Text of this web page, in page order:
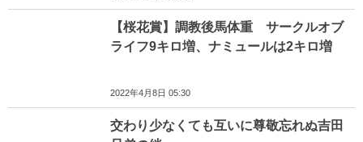
【桜花賞】調教後馬体重 サークルオブ
ライフ9キロ増、ナミュールは2キロ増
2022年4月8日 05:30
交わり少なくても互いに尊敬忘れぬ吉田